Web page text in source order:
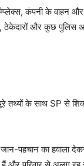
कंपनी के वाहन
ठेकेदारों और कुछ पुलिस
के साथ SP से
पहचान का हवाला